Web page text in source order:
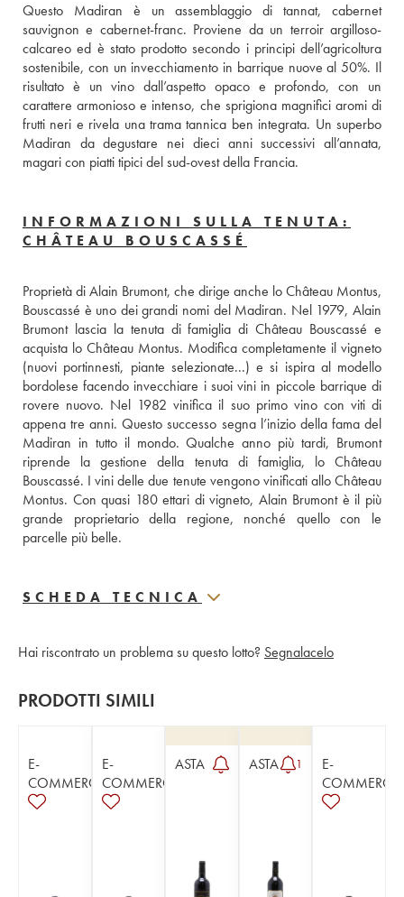
Questo Madiran è un assemblaggio di tannat, cabernet
sauvignon e cabernet-franc. Proviene da un terroir argilloso-
calcareo ed è stato prodotto secondo i principi dell’agricoltura
sostenibile, con un invecchiamento in barrique nuove al 50%. Il
risultato è un vino dall’aspetto opaco e profondo, con un
carattere armonioso e intenso, che sprigiona magnifici aromi di
frutti neri e rivela una trama tannica ben integrata. Un superbo
Madiran da degustare nei dieci anni successivi all’annata,
magari con piatti tipici del sud-ovest della Francia.
INFORMAZIONI SULLA TENUTA:
CHÂTEAU BOUSCASSÉ
Proprietà di Alain Brumont, che dirige anche lo Château Montus,
Bouscassé è uno dei grandi nomi del Madiran. Nel 1979, Alain
Brumont lascia la tenuta di famiglia di Château Bouscassé e
acquista lo Château Montus. Modifica completamente il vigneto
(nuovi portinnesti, piante selezionate...) e si ispira al modello
bordolese facendo invecchiare i suoi vini in piccole barrique di
rovere nuovo. Nel 1982 vinifica il suo primo vino con viti di
appena tre anni. Questo successo segna l’inizio della fama del
Madiran in tutto il mondo. Qualche anno più tardi, Brumont
riprende la gestione della tenuta di famiglia, lo Château
Bouscassé. I vini delle due tenute vengono vinificati allo Château
Montus. Con quasi 180 ettari di vigneto, Alain Brumont è il più
grande proprietario della regione, nonché quello con le
SCHEDA TECNICA
Hai riscontrato un problema su questo lotto? Segnalacelo
PRODOTTI SIMILI
E-
COMMERCE
E-
COMMERCE
ASTA ASTA 1
E-
COMMERCE